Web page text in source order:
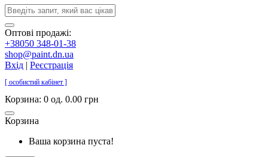
Оптові продажі:
+38050 348-01-38
shop@paint.dn.ua
Вхід | Реєстрація
[ особистий кабінет ]
Корзина: 0 од. 0.00 грн
Корзина
Ваша корзина пуста!